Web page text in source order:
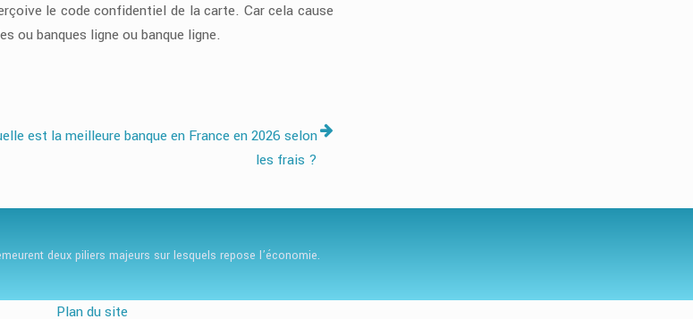
le code confidentiel de la carte. Car cela cause
ou banques ligne ou banque ligne.
est la meilleure banque en France en 2026 selon
les frais ?
deux piliers majeurs sur lesquels repose l’économie.
Plan du site